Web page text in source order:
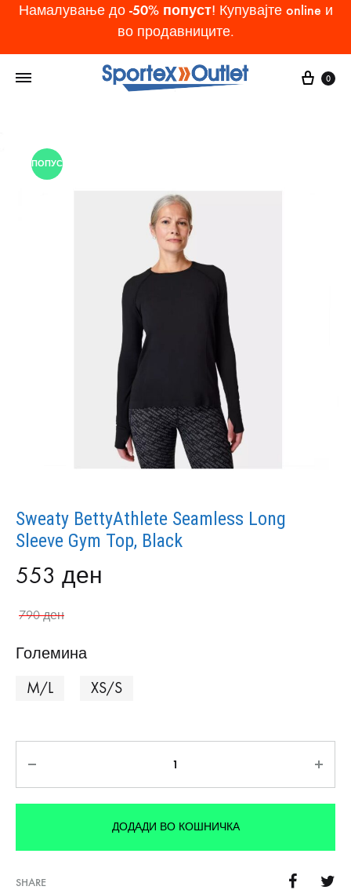
Намалување до -50% попуст! Купувајте online и
во продавниците.
Cart
0
ПОПУСТ
Sweaty BettyAthlete Seamless Long
Sleeve Gym Top, Black
553 ден
790ден
Големина
M/L
XS/S
ДОДАДИ ВО КОШНИЧКА
SHARE